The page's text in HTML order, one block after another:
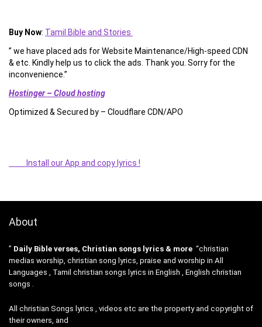
Buy Now: Tamil Bible and Stories
” we have placed ads for Website Maintenance/High-speed CDN
& etc. Kindly help us to click the ads. Thank you. Sorry for the
inconvenience.”
Hostinger – Cloud hosting
Optimized & Secured by – Cloudflare CDN/APO
Install our App and copy lyrics !
About
” Daily Bible verses, Christian songs lyrics & more “christian
medias worship, christian song lyrics, praise and worship in All
Languages , Tamil christian songs lyrics in English , English christian
songs .
All christian Songs lyrics , videos etc are the property and copyright of
their owners, and